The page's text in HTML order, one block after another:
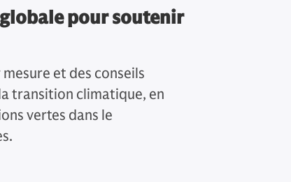
pour soutenir
et des conseils
transition climatique, en
vertes dans le